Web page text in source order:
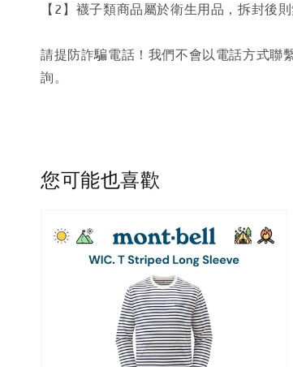
【2】襪子類商品屬於衛生用品，拆封後則
請提防詐騙電話！我們不會以電話方式聯
詢。
您可能也喜歡